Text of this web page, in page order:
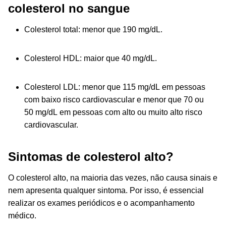
colesterol no sangue
Colesterol total: menor que 190 mg/dL.
Colesterol HDL: maior que 40 mg/dL.
Colesterol LDL: menor que 115 mg/dL em pessoas
com baixo risco cardiovascular e menor que 70 ou
50 mg/dL em pessoas com alto ou muito alto risco
cardiovascular.
Sintomas de colesterol alto?
O colesterol alto, na maioria das vezes, não causa sinais e
nem apresenta qualquer sintoma. Por isso, é essencial
realizar os exames periódicos e o acompanhamento
médico.